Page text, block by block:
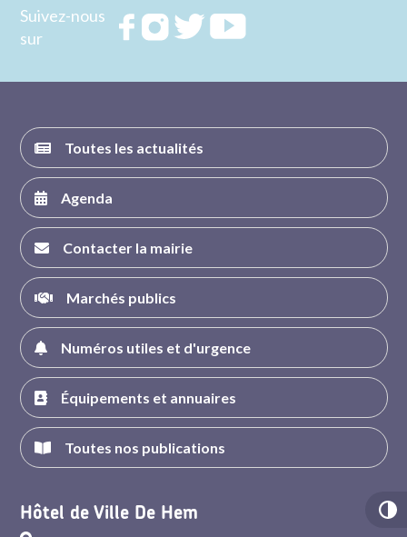
Suivez-nous
sur
RejoignezRejoignezRejoignez
Toutes les actualités
Agenda
Contacter la mairie
Marchés publics
Numéros utiles et d'urgence
Équipements et annuaires
Toutes nos publications
Hôtel de Ville De Hem